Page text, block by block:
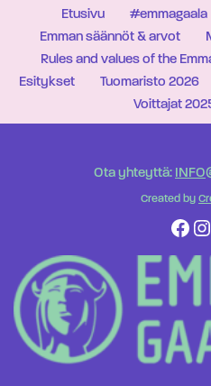
Etusivu #emmagaala
Emman säännöt & arvot
Rules and values of the
Esitykset
Tuomaristo 2026
Voittajat
Ota yhteyttä:
Created by